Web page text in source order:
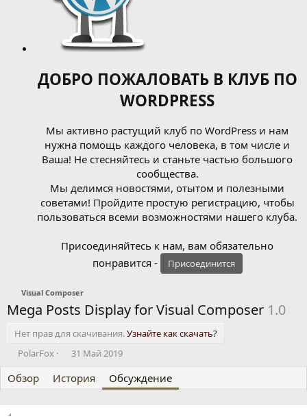
ДОБРО ПОЖАЛОВАТЬ В КЛУБ ПО
WORDPRESS
Мы активно растущий клуб по WordPress и нам
нужна помощь каждого человека, в том числе и
Ваша! Не стесняйтесь и станьте частью большого
сообщества.
Мы делимся новостями, отытом и полезными
советами! Пройдите простую регистрацию, чтобы
пользоваться всеми возможностями нашего клуба.
Присоединяйтесь к нам, вам обязательно
понравится -
Присоединится
Visual Composer
Mega Posts Display for Visual Composer 1.0
Нет прав для скачивания.Узнайте как скачать?
А
т
о
р
PolarFox
Д
т
а
н
31 Май 2019
Обзор История Обсуждение